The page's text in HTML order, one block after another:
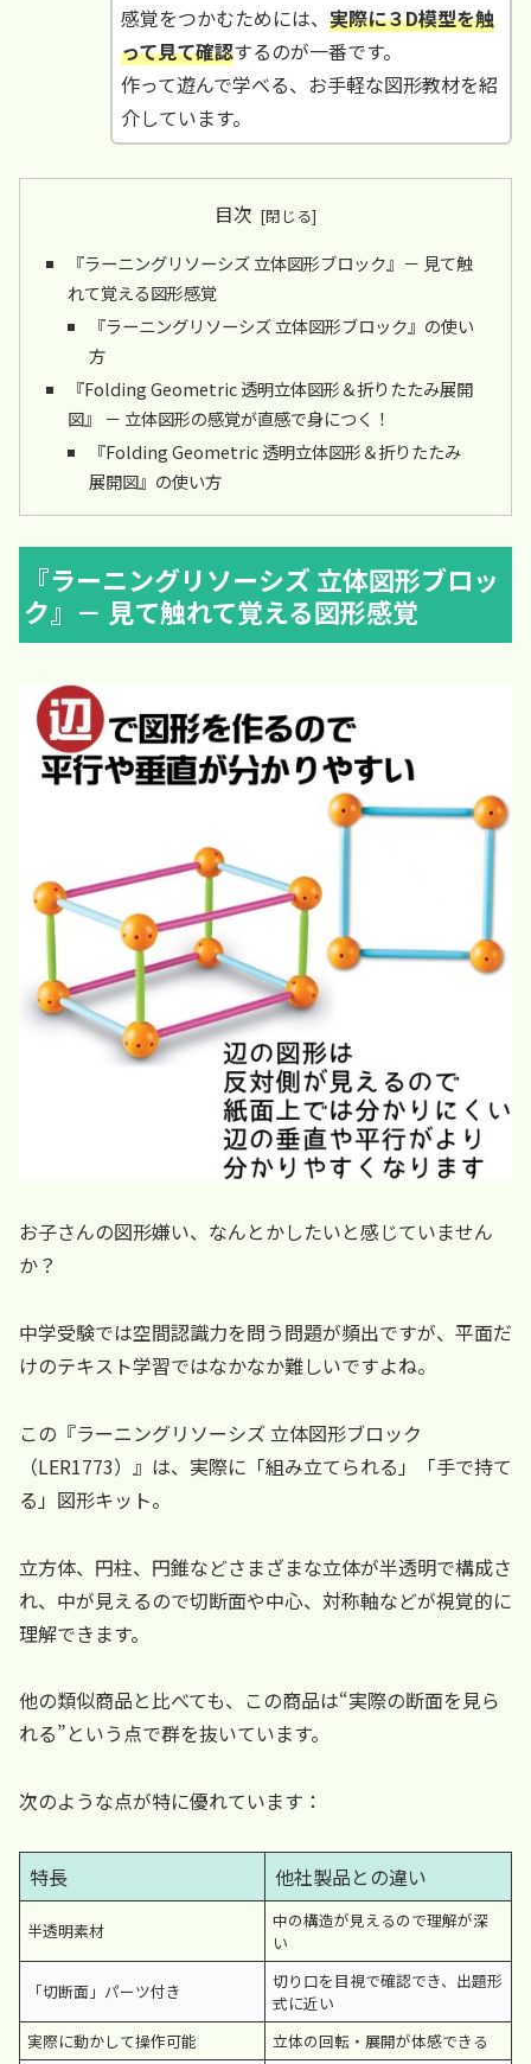
感覚をつかむためには、 実際に３D模型を触
って見て確認するのが一番です。
作って遊んで学べる、お手軽な図形教材を紹
介しています。
目次
『ラーニングリソーシズ 立体図形ブロック』－ 見て触
れて覚える図形感覚
『ラーニングリソーシズ 立体図形ブロック』の使い
方
『Folding Geometric 透明立体図形＆折りたたみ展開
図』 － 立体図形の感覚が直感で身につく！
『Folding Geometric 透明立体図形＆折りたたみ
展開図』の使い方
『ラーニングリソーシズ 立体図形ブロッ
ク』－ 見て触れて覚える図形感覚
お子さんの図形嫌い、なんとかしたいと感じていません
か？
中学受験では空間認識力を問う問題が頻出ですが、平面だ
けのテキスト学習ではなかなか難しいですよね。
この『ラーニングリソーシズ 立体図形ブロック
（LER1773）』は、実際に「組み立てられる」「手で持て
る」図形キット。
立方体、円柱、円錐などさまざまな立体が半透明で構成さ
れ、中が見えるので切断面や中心、対称軸などが視覚的に
理解できます。
他の類似商品と比べても、この商品は“実際の断面を見ら
れる”という点で群を抜いています。
次のような点が特に優れています：
特長 他社製品との違い
半透明素材
中の構造が見えるので理解が深
い
「切断面」パーツ付き
切り口を目視で確認でき、出題形
式に近い
実際に動かして操作可能
立体の回転・展開が体感できる